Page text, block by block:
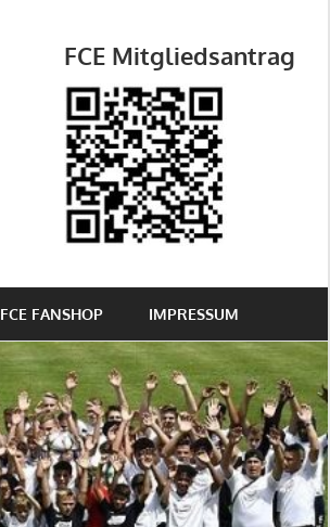
FCE Mitgliedsantrag
FCE FANSHOP IMPRESSUM